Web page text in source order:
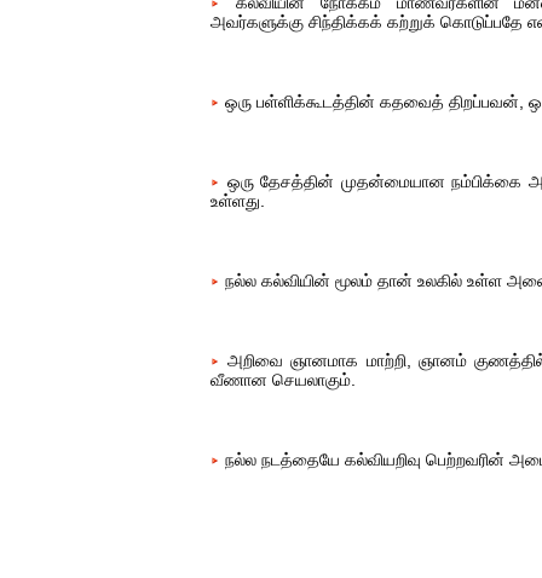
அவர்களுக்கு சிந்திக்கக் கற்றுக்
ஒரு பள்ளிக்கூடத்தின் கதவைத் திறப்பவன்,
ஒரு தேசத்தின் முதன்மையான நம்பிக்கை
உள்ளது.
நல்ல கல்வியின் மூலம் தான் உலகில் உள்ள
அறிவை ஞானமாக மாற்றி, ஞானம்
வீணான செயலாகும்.
நல்ல நடத்தையே கல்வியறிவு பெற்றவரின்